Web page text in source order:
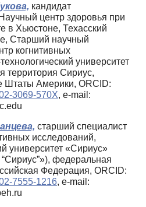
кандидат
центр здоровья при
в Хьюстоне, Техасский
Старший научный
когнитивных
университет
территория Сириус,
Штаты Америки, ORCID:
3069-570X, e-mail:
старший специалист
исследований,
университет «Сириус»
федеральная
Федерация, ORCID:
7555-1216, e-mail: